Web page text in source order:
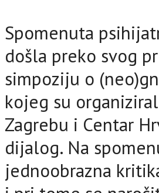
Spomenuta
došla preko svog
simpoziju o
kojeg su
Zagrebu i Centar
dijalog. Na
jednoobrazna